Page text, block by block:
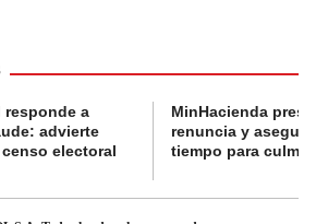
responde a
advierte
electoral
MinHacienda
renuncia y
tiempo para